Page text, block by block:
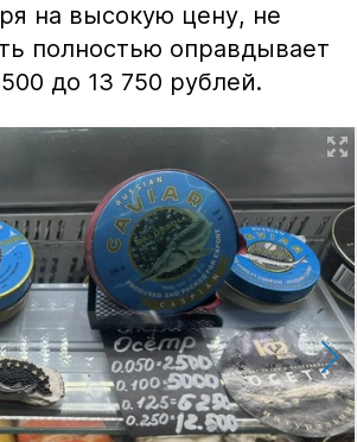
на высокую цену, не
полностью оправдывает
до 13 750 рублей.